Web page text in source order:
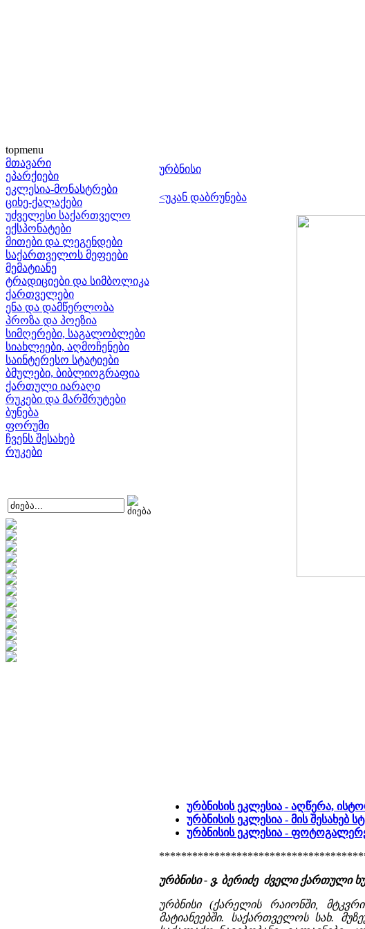
topmenu
მთავარი
ეპარქიები
ეკლესია-მონასტრები
ციხე-ქალაქები
უძველესი საქართველო
ექსპონატები
მითები და ლეგენდები
საქართველოს მეფეები
მემატიანე
ტრადიციები და სიმბოლიკა
ქართველები
ენა და დამწერლობა
პროზა და პოეზია
სიმღერები, საგალობლები
სიახლეები, აღმოჩენები
საინტერესო სტატიები
ბმულები, ბიბლიოგრაფია
ქართული იარაღი
რუკები და მარშრუტები
ბუნება
ფორუმი
ჩვენს შესახებ
რუკები
ურბნისი
<უკან დაბრუნება
ურბნისის ეკლესია - აღწერა,
ურბნისის ეკლესია - მის შესახებ
ურბნისის ეკლესია -
ურბნისი - ვ. ბერიძე ძველი ქართული
ურბნისი (ქარელის რაიონში,
მატიანეებში. საქართველოს სახ.